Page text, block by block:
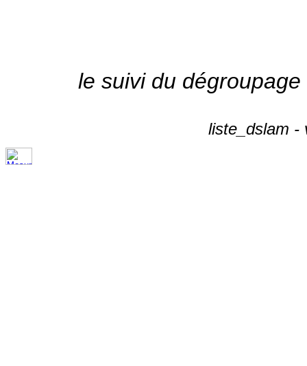
le suivi du
liste_dslam -